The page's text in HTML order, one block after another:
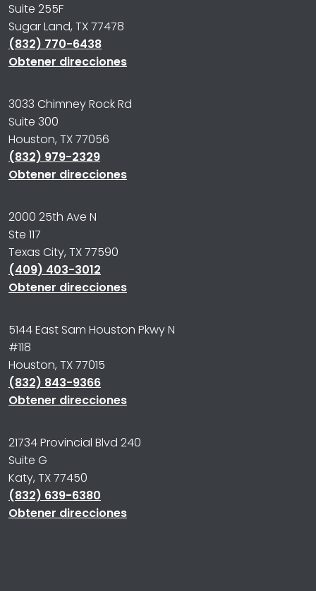
Suite 255F
Sugar Land, TX 77478
(832) 770-6438
Obtener direcciones
3033 Chimney Rock Rd
Suite 300
Houston, TX 77056
(832) 979-2329
Obtener direcciones
2000 25th Ave N
Ste 117
Texas City, TX 77590
(409) 403-3012
Obtener direcciones
5144 East Sam Houston Pkwy N
#118
Houston, TX 77015
(832) 843-9366
Obtener direcciones
21734 Provincial Blvd 240
Suite G
Katy, TX 77450
(832) 639-6380
Obtener direcciones